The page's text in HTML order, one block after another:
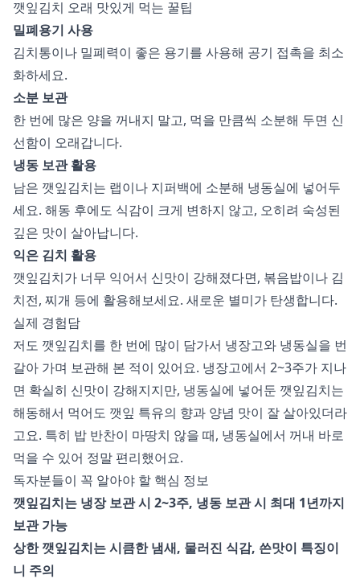
깻잎김치 오래 맛있게 먹는 꿀팁
밀폐용기 사용
김치통이나 밀폐력이 좋은 용기를 사용해 공기 접촉을 최소
화하세요.
소분 보관
한 번에 많은 양을 꺼내지 말고, 먹을 만큼씩 소분해 두면 신
선함이 오래갑니다.
냉동 보관 활용
남은 깻잎김치는 랩이나 지퍼백에 소분해 냉동실에 넣어두
세요. 해동 후에도 식감이 크게 변하지 않고, 오히려 숙성된
깊은 맛이 살아납니다.
익은 김치 활용
깻잎김치가 너무 익어서 신맛이 강해졌다면, 볶음밥이나 김
치전, 찌개 등에 활용해보세요. 새로운 별미가 탄생합니다.
실제 경험담
저도 깻잎김치를 한 번에 많이 담가서 냉장고와 냉동실을 번
갈아 가며 보관해 본 적이 있어요. 냉장고에서 2~3주가 지나
면 확실히 신맛이 강해지지만, 냉동실에 넣어둔 깻잎김치는
해동해서 먹어도 깻잎 특유의 향과 양념 맛이 잘 살아있더라
고요. 특히 밥 반찬이 마땅치 않을 때, 냉동실에서 꺼내 바로
먹을 수 있어 정말 편리했어요.
독자분들이 꼭 알아야 할 핵심 정보
깻잎김치는 냉장 보관 시 2~3주, 냉동 보관 시 최대 1년까지
보관 가능
상한 깻잎김치는 시큼한 냄새, 물러진 식감, 쓴맛이 특징이
니 주의